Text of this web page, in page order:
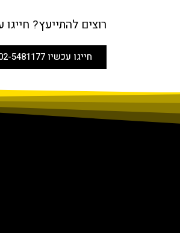
רוצים להתייעץ? חייגו
חייגו עכשיו 02-5481177